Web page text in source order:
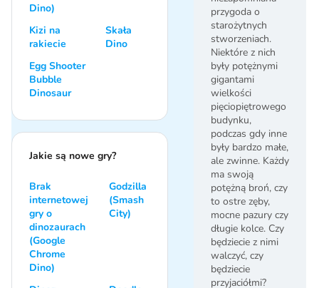
przygoda o
starożytnych
stworzeniach.
Niektóre z nich
były potężnymi
gigantami
wielkości
pięciopiętrowego
budynku,
podczas gdy inne
były bardzo małe,
ale zwinne. Każdy
ma swoją
potężną broń, czy
to ostre zęby,
mocne pazury czy
długie kolce. Czy
będziecie z nimi
walczyć, czy
będziecie
przyjaciółmi?
Dino)
Kizi na
rakiecie
Skała
Dino
Egg Shooter
Bubble
Dinosaur
Jakie są nowe gry?
Brak
internetowej
gry o
dinozaurach
(Google
Chrome
Dino)
Godzilla
(Smash
City)